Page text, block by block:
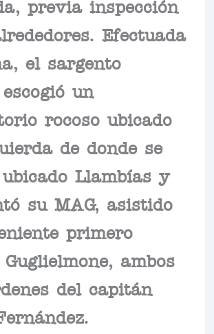
previa inspección
Efectuada
el sargento
un
rocoso ubicado
de donde se
Llambías y
su MAG, asistido
primero
ambos
del capitán